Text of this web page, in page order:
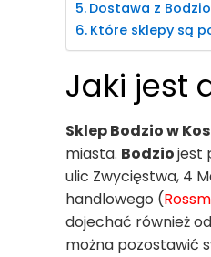
Dostawa z
Które sklepy są
Jaki jest
Sklep Bodzio w
miasta. Bodziojest
ulic Zwycięstwa, 4
handlowego (
dojechać również
można pozostawić